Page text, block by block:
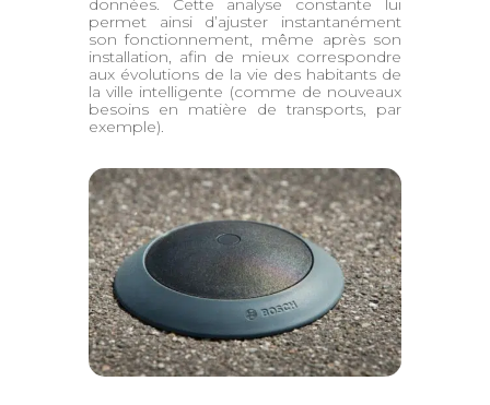
données. Cette analyse constante lui
permet ainsi d’ajuster instantanément
son fonctionnement, même après son
installation, afin de mieux correspondre
aux évolutions de la vie des habitants de
la ville intelligente (comme de nouveaux
besoins en matière de transports, par
exemple).